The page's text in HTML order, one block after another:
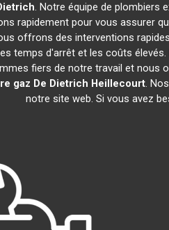
. Notre équipe de plombiers
rapidement pour vous assurer
offrons des interventions
temps d'arrêt et les coûts
fiers de notre travail et nous
gaz De Dietrich Heillecourt.
notre site web. Si vous avez